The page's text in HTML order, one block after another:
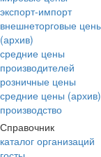
экспорт-импорт
внешнеторговые
(архив)
средние цены
производителей
розничные цены
средние цены (архив)
производство
Справочник
каталог организаций